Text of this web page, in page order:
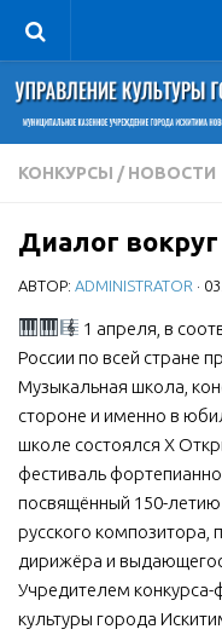
Управление
Руководитель
Сведения об
Книга почета
Фотогалерея
Документы
Учредительные
Правовая база
Противодействие
Учреждения
МБУ Дом культуры
МБУ Дом культуры
КОНКУРСЫ / НОВОСТИ
Диалог
АВТОР: ADMINISTRATOR ·
1 апреля, в
России по всей стране
Музыкальная школа,
стороне и именно в
школе состоялся X
фестиваль
посвящённый 150-
русского композитора,
дирижёра и
Учредителем конкурса-
культуры города